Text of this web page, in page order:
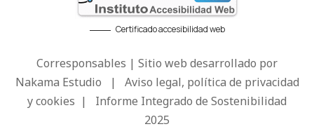
Certificado accesibilidad web
Corresponsables | Sitio web desarrollado por
Nakama Estudio | Aviso legal, política de privacidad
y cookies | Informe Integrado de Sostenibilidad
2025